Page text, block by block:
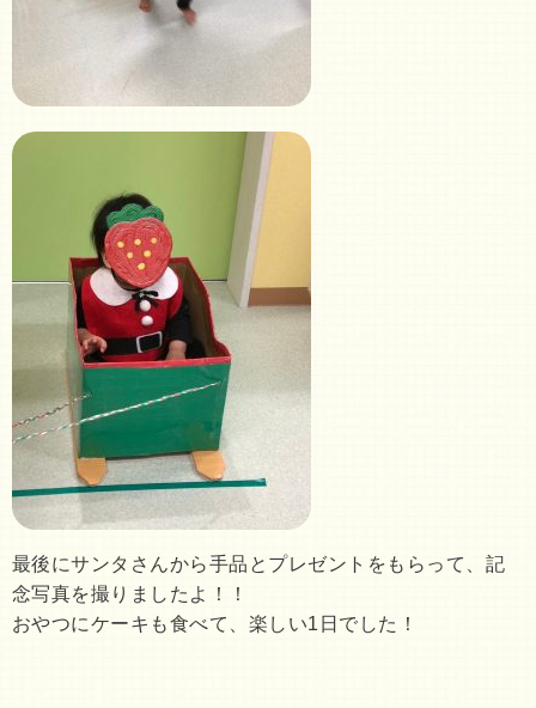
最後にサンタさんから手品とプレゼントをもらって、記
念写真を撮りましたよ！！
おやつにケーキも食べて、楽しい1日でした！